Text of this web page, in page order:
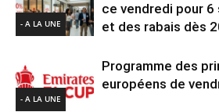
- A LA UNE
ce vendredi pour 6
et des rabais dès
- A LA UNE
Programme des
européens de